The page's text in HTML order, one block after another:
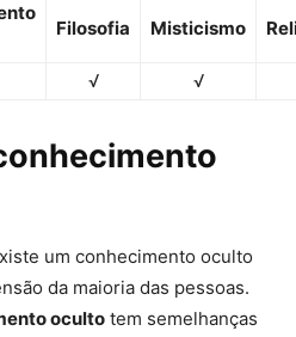
Filosofia Misticismo
√ √
um conhecimento oculto
da maioria das pessoas.
oculto tem semelhanças